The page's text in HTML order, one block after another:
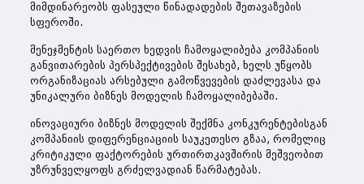
მიმდინარეობს ფასეული წინადადების შეთავაზების
სფეროში.
მენეჯმენტის საერთო ხედვის ჩამოყალიბება კომპანიის
განვითარების პერსპექტივების შესახებ, ხელს უწყობს
ორგანიზაციას არსებული გამოწვევების დაძლევასა და
უნიკალური ბიზნეს მოდელის ჩამოყალიბებაში.
ინოვაციური ბიზნეს მოდელის შექმნა კონკურენტებისგან
კომპანიის დიფერენციაციის საუკეთესო გზაა, რომელიც
კრიტიკული ფაქტორების ურთირთკავშირის მეშვეობით
უზრუნველყოფს გრძელვადიან წარმატებას.